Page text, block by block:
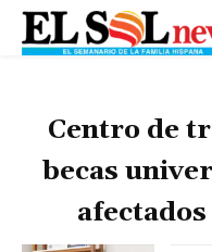
Centro de
becas